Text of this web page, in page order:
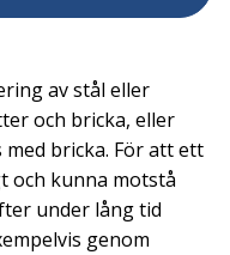
av stål eller
och bricka, eller
bricka. För att ett
och kunna motstå
under lång tid
genom